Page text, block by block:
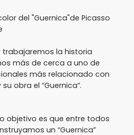
del "Guernica"de Picasso
trabajaremos la historia
más de cerca a uno de
más relacionado con
obra el “Guernica”.
objetivo es que entre todos
un “Guernica”